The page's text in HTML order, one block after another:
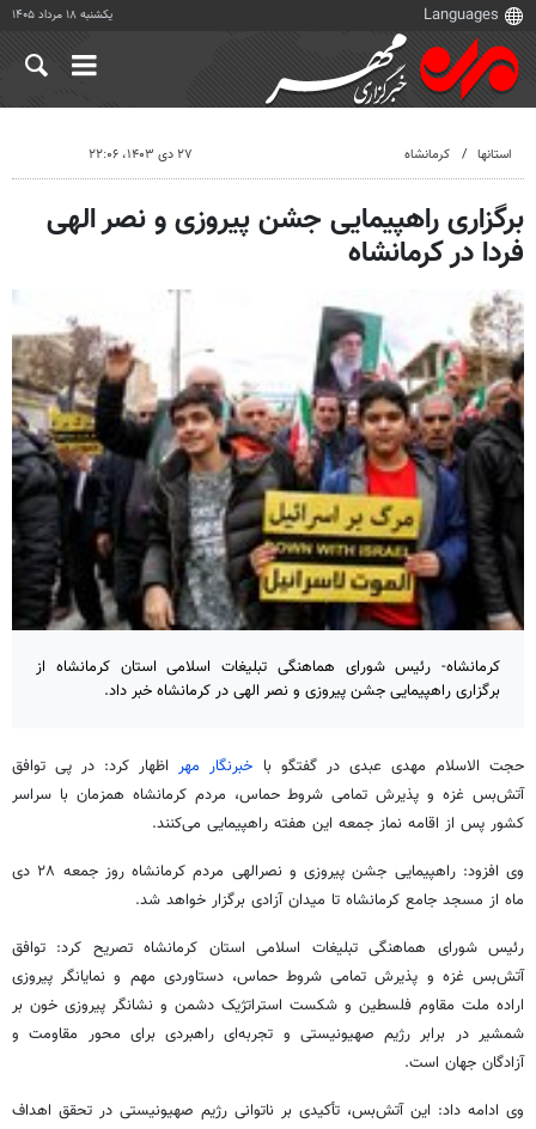
یکشنبه ۱۸ مرداد ۱۴۰۵
استانها کرمانشاه ۲۷ دی ۱۴۰۳، ۲۲:۰۶
برگزاری راهپیمایی جشن پیروزی و نصر الهی
فردا در کرمانشاه
کرمانشاه- رئیس شورای هماهنگی تبلیغات اسلامی استان کرمانشاه از
برگزاری راهپیمایی جشن پیروزی و نصر الهی در کرمانشاه خبر داد.
حجت الاسلام مهدی عبدی در گفتگو با خبرنگار مهراظهار کرد: در پی توافق
آتش‌بس غزه و پذیرش تمامی شروط حماس، مردم کرمانشاه همزمان با سراسر
کشور پس از اقامه نماز جمعه این هفته راهپیمایی می‌کنند.
وی افزود: راهپیمایی جشن پیروزی و نصرالهی مردم کرمانشاه روز جمعه ۲۸ دی
ماه از مسجد جامع کرمانشاه تا میدان آزادی برگزار خواهد شد.
رئیس شورای هماهنگی تبلیغات اسلامی استان کرمانشاه تصریح کرد: توافق
آتش‌بس غزه و پذیرش تمامی شروط حماس، دستاوردی مهم و نمایانگر پیروزی
اراده ملت مقاوم فلسطین و شکست استراتژیک دشمن و نشانگر پیروزی خون بر
شمشیر در برابر رژیم صهیونیستی و تجربه‌ای راهبردی برای محور مقاومت و
آزادگان جهان است.
وی ادامه داد: این آتش‌بس، تأکیدی بر ناتوانی رژیم صهیونیستی در تحقق اهداف